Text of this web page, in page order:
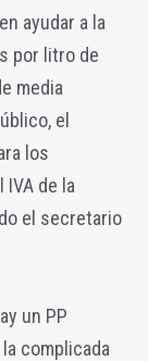
ayudar a la
por litro de
media
el
los
de la
el secretario
un PP
complicada